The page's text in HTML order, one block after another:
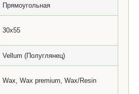
Прямоугольная
30x55
Vellum (Полуглянец)
Wax, Wax premium, Wax/Resin